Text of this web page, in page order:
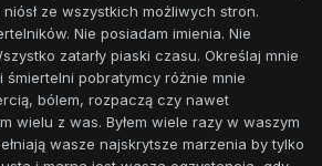
ze wszystkich możliwych stron.
Nie posiadam imienia. Nie
zatarły piaski czasu. Określaj mnie
śmiertelni pobratymcy różnie mnie
bólem, rozpaczą czy nawet
wielu z was. Byłem wiele razy w waszym
wasze najskrytsze marzenia by tylko